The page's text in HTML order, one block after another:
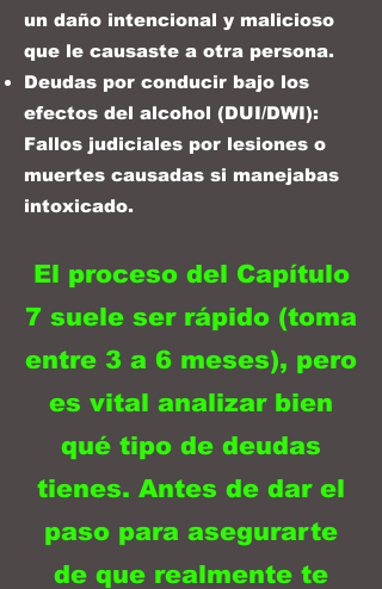
un daño intencional y malicioso
que le causaste a otra persona.
Deudas por conducir bajo los
efectos del alcohol (DUI/DWI):
Fallos judiciales por lesiones o
muertes causadas si manejabas
intoxicado.
El proceso del Capítulo
7 suele ser rápido (toma
entre 3 a 6 meses), pero
es vital analizar bien
qué tipo de deudas
tienes. Antes de dar el
paso para asegurarte
de que realmente te